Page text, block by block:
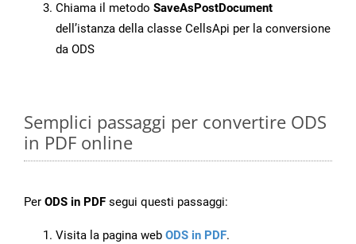
Chiama il metodo SaveAsPostDocument
dell’istanza della classe CellsApi per la conversione
da ODS
Semplici passaggi per convertire ODS
in PDF online
Per ODS in PDF segui questi passaggi:
Visita la pagina web ODS in PDF.